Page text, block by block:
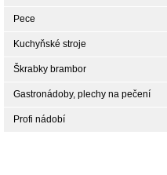
Pece
Kuchyňské stroje
Škrabky brambor
Gastronádoby, plechy na pečení
Profi nádobí